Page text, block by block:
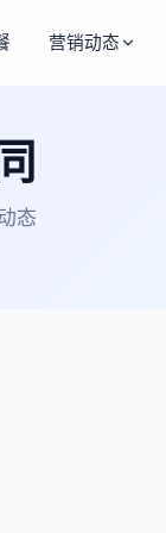
营销动态
态